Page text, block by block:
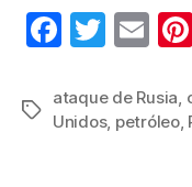
F
c
e
T
tt
er
E
ail
Etiquetas
ataque de Rusia
Unidos, petróleo,